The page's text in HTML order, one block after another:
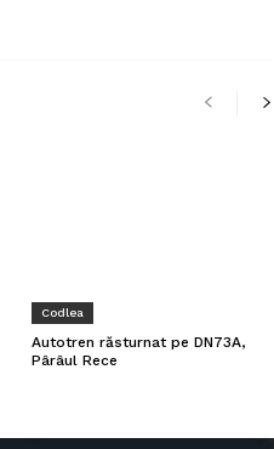
Codlea
Autotren răsturnat pe DN73A,
Pârâul Rece